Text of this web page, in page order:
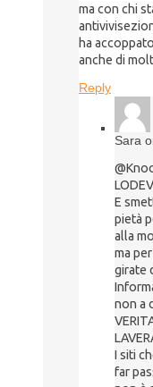
ma con chi
ha
anche di
Reply
Sara
E
pietà
alla
ma
girate
non a
I siti
far